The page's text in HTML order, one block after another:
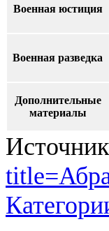
Военная юстиция
Военная разведка
Дополнительные
материалы